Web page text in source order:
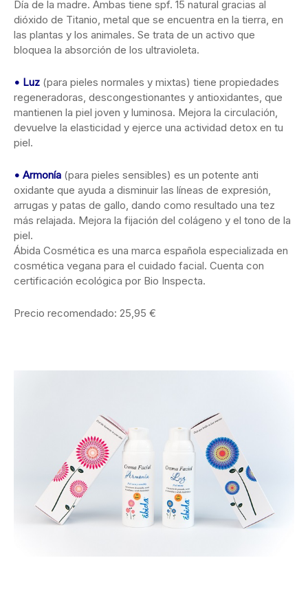
Día de la madre. Ambas tiene spf. 15 natural gracias al
dióxido de Titanio, metal que se encuentra en la tierra, en
las plantas y los animales. Se trata de un activo que
bloquea la absorción de los ultravioleta.
• Luz (para pieles normales y mixtas) tiene propiedades
regeneradoras, descongestionantes y antioxidantes, que
mantienen la piel joven y luminosa. Mejora la circulación,
devuelve la elasticidad y ejerce una actividad detox en tu
piel.
• Armonía (para pieles sensibles) es un potente anti
oxidante que ayuda a disminuir las líneas de expresión,
arrugas y patas de gallo, dando como resultado una tez
más relajada. Mejora la fijación del colágeno y el tono de la
piel.
Ábida Cosmética es una marca española especializada en
cosmética vegana para el cuidado facial. Cuenta con
certificación ecológica por Bio Inspecta.
Precio recomendado: 25,95 €